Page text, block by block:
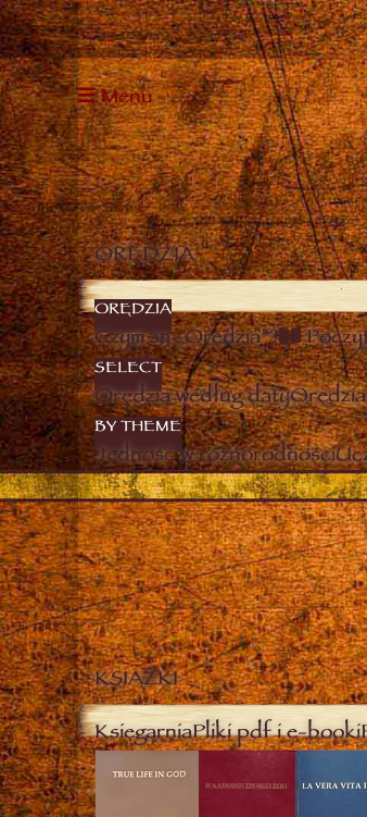
Menu
ORĘDZIA
ORĘDZIA
Czym są „Orędzia”?
SELECT
Orędzia według daty
BY THEME
Jedność w różnorodności
KSIĄŻKI
KsięgarniaPliki pdf i e-booki